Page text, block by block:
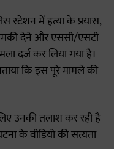
स्टेशन में हत्या के प्रयास,
देने और एससी/एसटी
दर्ज कर लिया गया है।
कि इस पूरे मामले की
उनकी तलाश कर रही है
के वीडियो की सत्यता